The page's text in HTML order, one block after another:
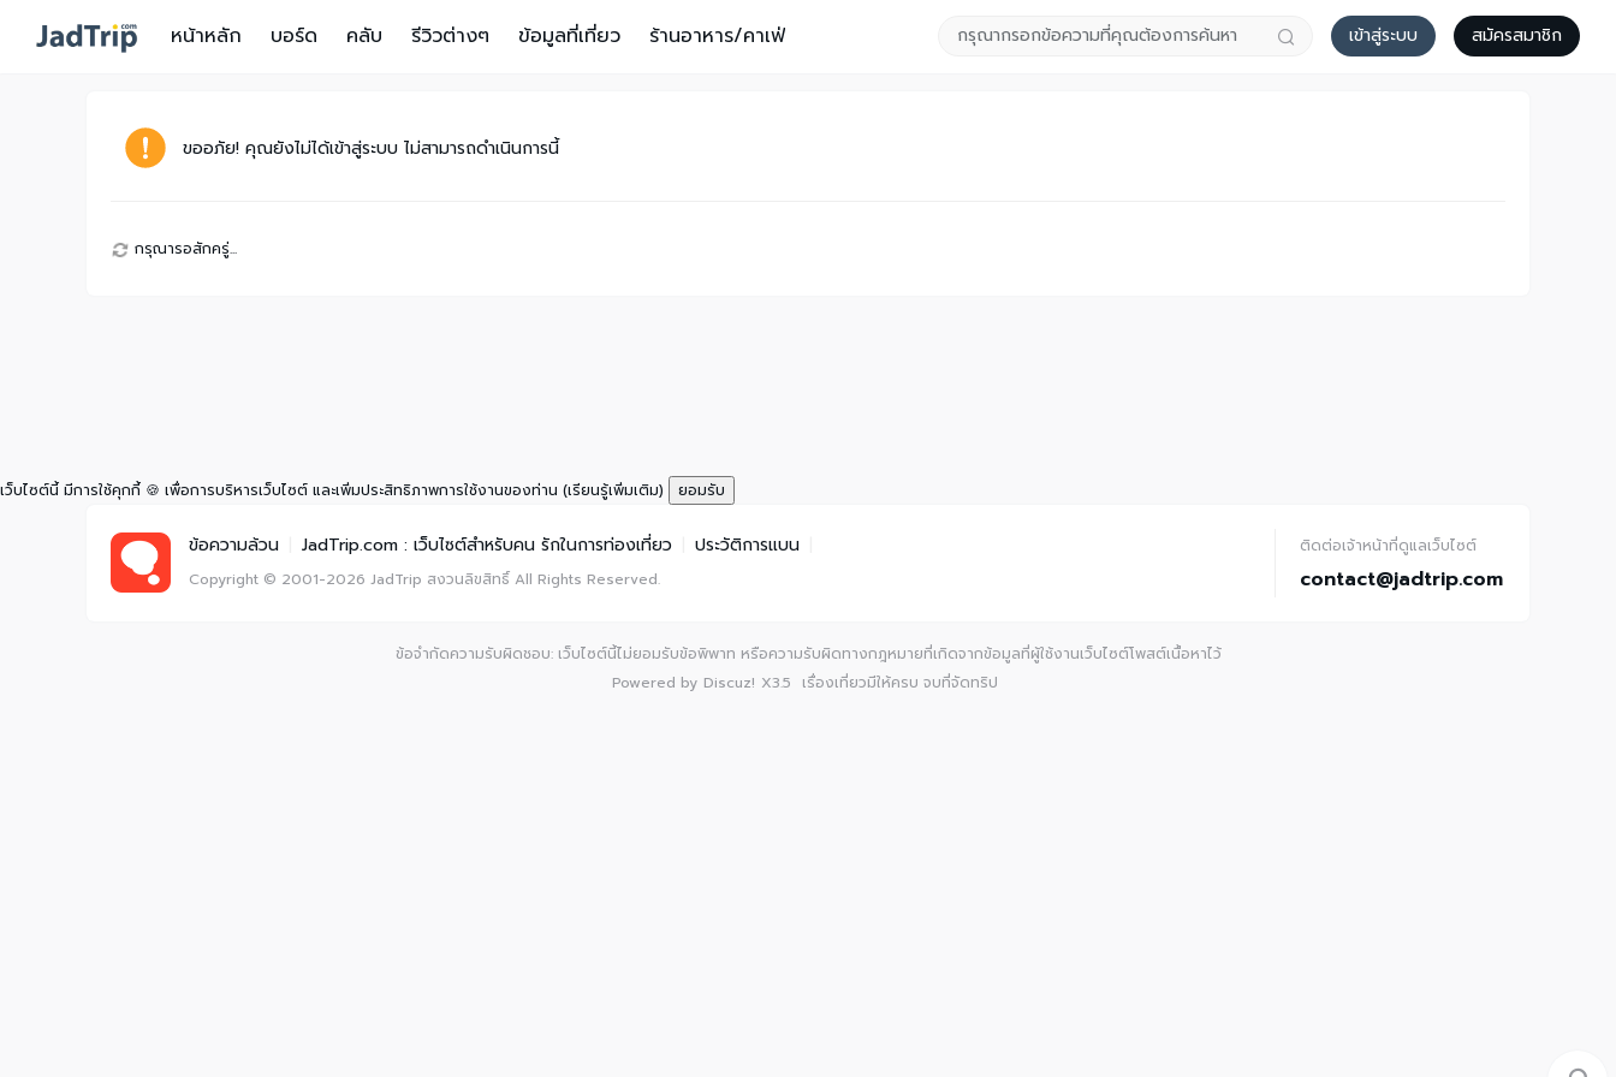
หน้าหลัก บอร์ด คลับ รีวิวต่างๆ ข้อมูลที่เที่ยว ร้านอาหาร/คาเฟ่ เข้าสู่ระบบ สมัครสมาชิก
ขออภัย! คุณยังไม่ได้เข้าสู่ระบบ ไม่สามารถดำเนินการนี้
กรุณารอสักครู่...
เว็บไซต์นี้ มีการใช้คุกกี้ 🍪 เพื่อการบริหารเว็บไซต์ และเพิ่มประสิทธิภาพการใช้งานของท่าน (เรียนรู้เพิ่มเติม) ยอมรับ
ติดต่อเจ้าหน้าที่ดูแลเว็บไซต์
contact@jadtrip.com
ข้อความล้วน JadTrip.com : เว็บไซต์สำหรับคน รักในการท่องเที่ยว ประวัติการแบน
Copyright © 2001-2026 JadTrip สงวนลิขสิทธิ์ All Rights Reserved.
ข้อจำกัดความรับผิดชอบ: เว็บไซต์นี้ไม่ยอมรับข้อพิพาท หรือความรับผิดทางกฎหมายที่เกิดจากข้อมูลที่ผู้ใช้งานเว็บไซต์โพสต์เนื้อหาไว้
Powered by Discuz! X3.5 เรื่องเที่ยวมีให้ครบ จบที่จัดทริป